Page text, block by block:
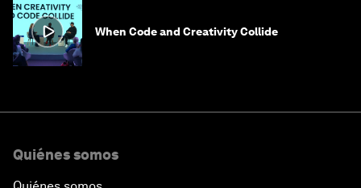
When Code and Creativity Collide
Quiénes somos